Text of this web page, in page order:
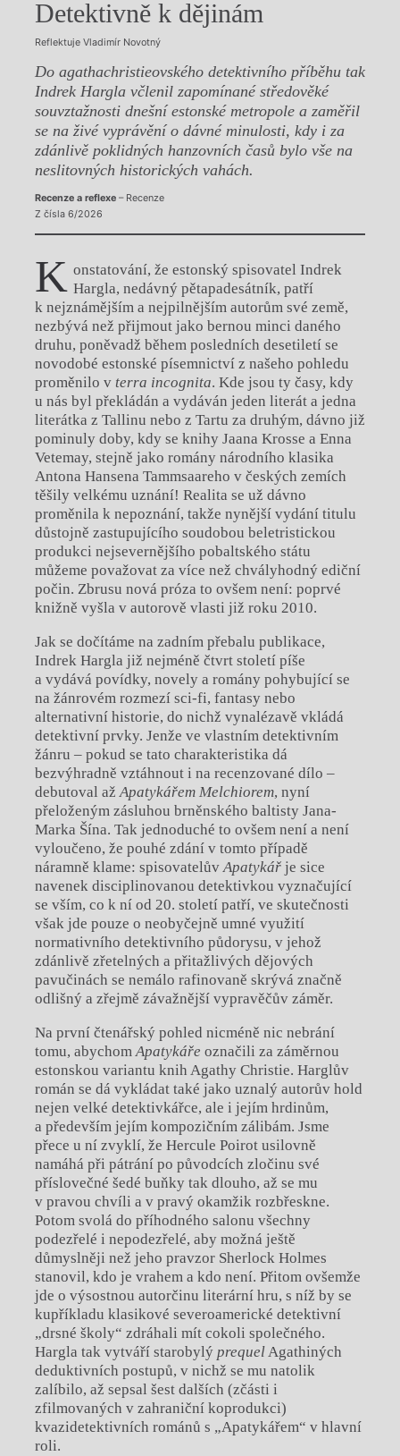
Detektivně k dějinám
Reflektuje Vladimír Novotný
Do agathachristieovského detektivního příběhu tak
Indrek Hargla včlenil zapomínané středověké
souvztažnosti dnešní estonské metropole a zaměřil
se na živé vyprávění o dávné minulosti, kdy i za
zdánlivě poklidných hanzovních časů bylo vše na
neslitovných historických vahách.
Recenze a reflexe– Recenze
Z čísla 6/2026
K onstatování, že estonský spisovatel Indrek
Hargla, nedávný pětapadesátník, patří
k nejznámějším a nejpilnějším autorům své země,
nezbývá než přijmout jako bernou minci daného
druhu, poněvadž během posledních desetiletí se
novodobé estonské písemnictví z našeho pohledu
proměnilo v terra incognita. Kde jsou ty časy, kdy
u nás byl překládán a vydáván jeden literát a jedna
literátka z Tallinu nebo z Tartu za druhým, dávno již
pominuly doby, kdy se knihy Jaana Krosse a Enna
Vetemay, stejně jako romány národního klasika
Antona Hansena Tammsaareho v českých zemích
těšily velkému uznání! Realita se už dávno
proměnila k nepoznání, takže nynější vydání titulu
důstojně zastupujícího soudobou beletristickou
produkci nejsevernějšího pobaltského státu
můžeme považovat za více než chvályhodný ediční
počin. Zbrusu nová próza to ovšem není: poprvé
knižně vyšla v autorově vlasti již roku 2010.
Jak se dočítáme na zadním přebalu publikace,
Indrek Hargla již nejméně čtvrt století píše
a vydává povídky, novely a romány pohybující se
na žánrovém rozmezí sci-fi, fantasy nebo
alternativní historie, do nichž vynalézavě vkládá
detektivní prvky. Jenže ve vlastním detektivním
žánru – pokud se tato charakteristika dá
bezvýhradně vztáhnout i na recenzované dílo –
debutoval ažApatykářem Melchiorem, nyní
přeloženým zásluhou brněnského baltisty Jana-
Marka Šína. Tak jednoduché to ovšem není a není
vyloučeno, že pouhé zdání v tomto případě
náramně klame: spisovatelůvApatykářje sice
navenek disciplinovanou detektivkou vyznačující
se vším, co k ní od 20. století patří, ve skutečnosti
však jde pouze o neobyčejně umné využití
normativního detektivního půdorysu, v jehož
zdánlivě zřetelných a přitažlivých dějových
pavučinách se nemálo rafinovaně skrývá značně
odlišný a zřejmě závažnější vypravěčův záměr.
Na první čtenářský pohled nicméně nic nebrání
tomu, abychomApatykáře označili za záměrnou
estonskou variantu knih Agathy Christie. Harglův
román se dá vykládat také jako uznalý autorův hold
nejen velké detektivkářce, ale i jejím hrdinům,
a především jejím kompozičním zálibám. Jsme
přece u ní zvyklí, že Hercule Poirot usilovně
namáhá při pátrání po původcích zločinu své
příslovečné šedé buňky tak dlouho, až se mu
v pravou chvíli a v pravý okamžik rozbřeskne.
Potom svolá do příhodného salonu všechny
podezřelé i nepodezřelé, aby možná ještě
důmyslněji než jeho pravzor Sherlock Holmes
stanovil, kdo je vrahem a kdo není. Přitom ovšemže
jde o výsostnou autorčinu literární hru, s níž by se
kupříkladu klasikové severoamerické detektivní
„drsné školy“ zdráhali mít cokoli společného.
Hargla tak vytváří starobylý prequelAgathiných
deduktivních postupů, v nichž se mu natolik
zalíbilo, až sepsal šest dalších (zčásti i
zfilmovaných v zahraniční koprodukci)
kvazidetektivních románů s „Apatykářem“ v hlavní
roli.